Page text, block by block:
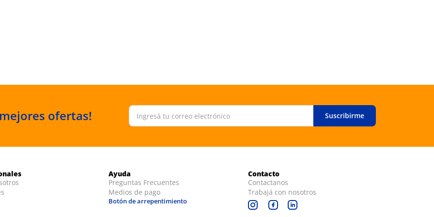
ofertas! Suscribirme
Ayuda
Preguntas Frecuentes
Medios de pago
Botón de arrepentimiento
Contacto
Contactanos
Trabajá con nosotros